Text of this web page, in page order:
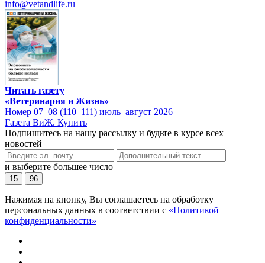
info@vetandlife.ru
Читать газету
«Ветеринария и Жизнь»
Номер 07–08 (110–111) июль–август 2026
Газета ВиЖ. Купить
Подпишитесь на нашу рассылку и будьте в курсе всех
новостей
и выберите большее число
15 96
Нажимая на кнопку, Вы соглашаетесь на обработку
персональных данных в соответствии с «Политикой
конфиденциальности»